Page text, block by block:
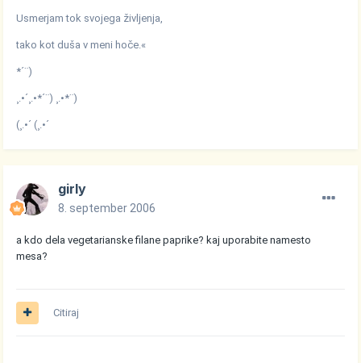
Usmerjam tok svojega življenja,
tako kot duša v meni hoče.«
*´¨)
¸.•´¸.•*´¨) ¸.•*¨)
(¸.•´ (¸.•´
girly
8. september 2006
a kdo dela vegetarianske filane paprike? kaj uporabite namesto
mesa?
Citiraj